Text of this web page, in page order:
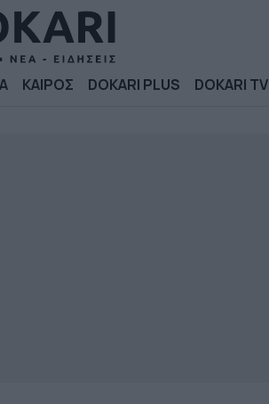
ΚΑΙΡΟΣ DOKARI PLUS DOKARI TV